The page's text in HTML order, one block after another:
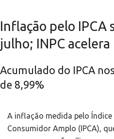
Inflação pelo IPCA
julho; INPC acelera
Acumulado do IPCA
de 8,99%
A inflação medida pelo Índice
Consumidor Amplo (IPCA),